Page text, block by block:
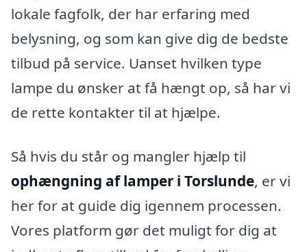
lokale fagfolk, der har erfaring med
belysning, og som kan give dig de bedste
tilbud på service. Uanset hvilken type
lampe du ønsker at få hængt op, så har vi
de rette kontakter til at hjælpe.
Så hvis du står og mangler hjælp til
ophængning af lamper i Torslunde, er vi
her for at guide dig igennem processen.
Vores platform gør det muligt for dig at